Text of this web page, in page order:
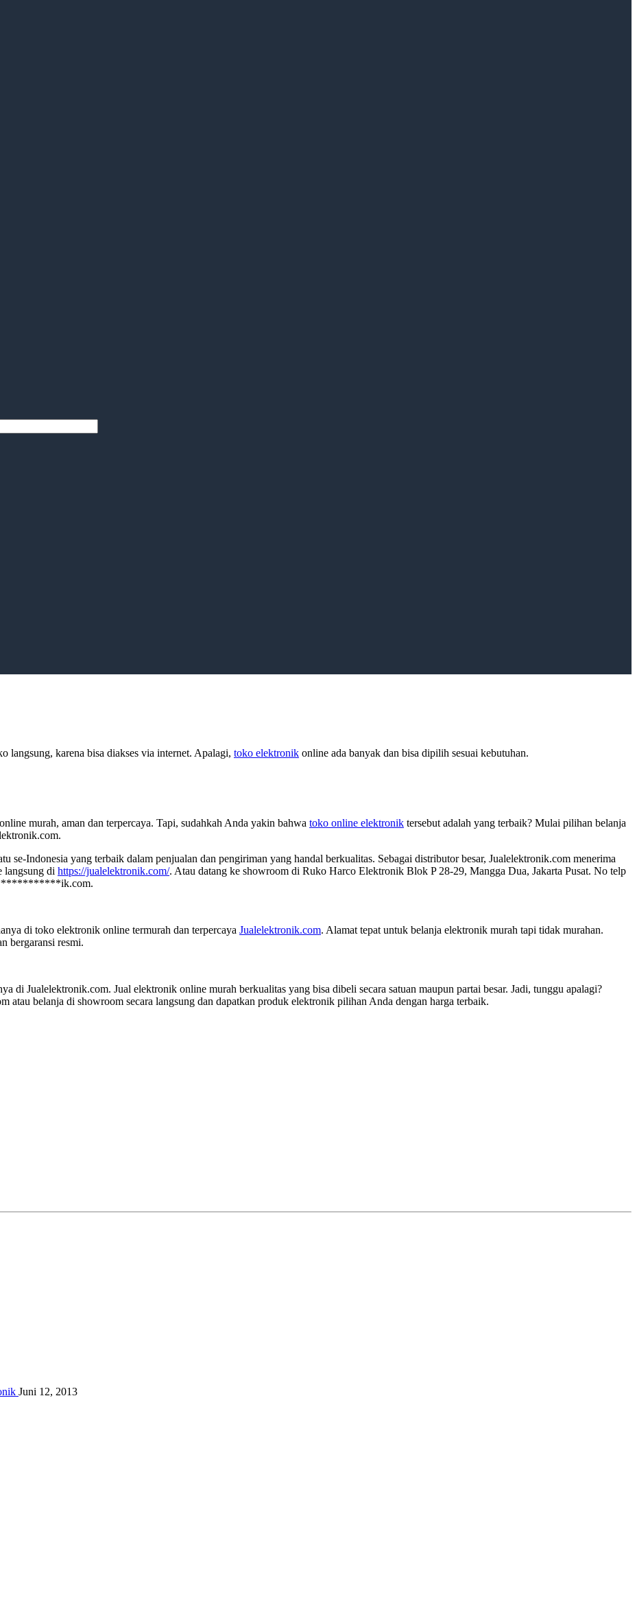
langsung, karena bisa diakses via internet. Apalagi, toko elektronik online ada banyak dan bisa dipilih sesuai kebutuhan.
murah, aman dan terpercaya. Tapi, sudahkah Anda yakin bahwa toko online elektronik tersebut adalah yang terbaik? Mulai pilihan belanja
se-Indonesia yang terbaik dalam penjualan dan pengiriman yang handal berkualitas. Sebagai distributor besar, Jualelektronik.com menerima
langsung di https://jualelektronik.com/. Atau datang ke showroom di Ruko Harco Elektronik Blok P 28-29, Mangga Dua, Jakarta Pusat. No telp
ik.com.
di toko elektronik online termurah dan terpercaya Jualelektronik.com. Alamat tepat untuk belanja elektronik murah tapi tidak murahan.
bergaransi resmi.
di Jualelektronik.com. Jual elektronik online murah berkualitas yang bisa dibeli secara satuan maupun partai besar. Jadi, tunggu apalagi?
atau belanja di showroom secara langsung dan dapatkan produk elektronik pilihan Anda dengan harga terbaik.
Juni 12, 2013